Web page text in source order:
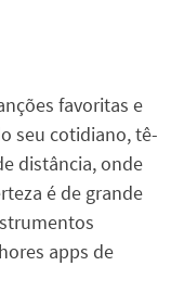
favoritas e
seu cotidiano, tê-
distância, onde
é de grande
apps de